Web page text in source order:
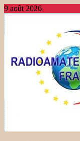
9 août 2026